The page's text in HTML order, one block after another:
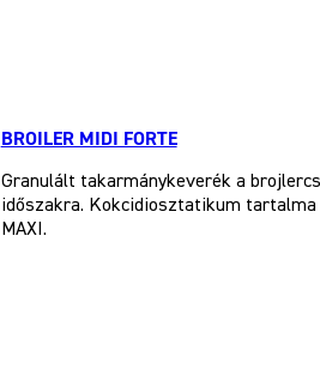
BROILER MIDI FORTE
Granulált takarmánykeverék a
időszakra. Kokcidiosztatikum
MAXI.